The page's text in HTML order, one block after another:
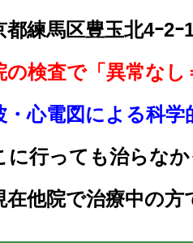
都練馬区豊玉北4ｰ2ｰ
の検査で「異常な
・心電図による科
に行っても治らなか
他院で治療中の方